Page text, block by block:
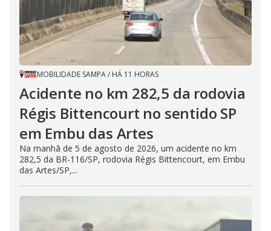
MOBILIDADE SAMPA/ HÁ 11 HORAS
Acidente no km 282,5 da rodovia
Régis Bittencourt no sentido SP
em Embu das Artes
Na manhã de 5 de agosto de 2026, um acidente no km
282,5 da BR-116/SP, rodovia Régis Bittencourt, em Embu
das Artes/SP,...